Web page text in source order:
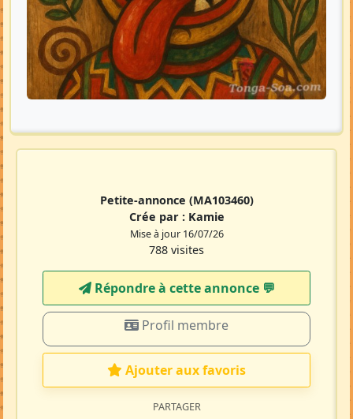
Petite-annonce (MA103460)
Crée par : Kamie
Mise à jour 16/07/26
788 visites
Répondre à cette annonce 💬​
Profil membre
Ajouter aux favoris
PARTAGER